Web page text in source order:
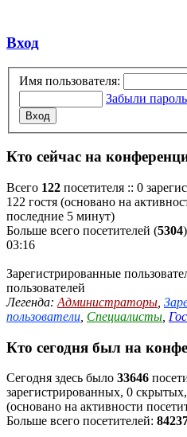
Вход
Имя пользователя:
Забыли
Кто сейчас на
Всего 122 посетителя :: 0
122 гостя (основано на
последние 5 минут)
Больше всего посетителей (5304
03:16
Зарегистрированные
пользователей
Легенда: Администраторы
пользователи Специалисты
Кто сегодня был на
Сегодня здесь было 33646
зарегистрированных, 0
(основано на активности
Больше всего посетителей: